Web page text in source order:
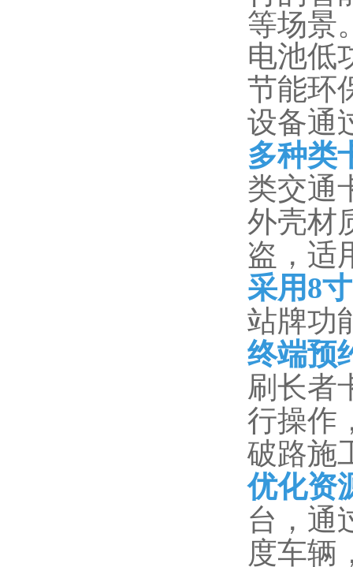
等场景
电池低
节能环
设备通
多种类
类交通
外壳材
盗，适
采用8
站牌功
终端预
刷长者
行操作
破路施
优化资
台，通
度车辆